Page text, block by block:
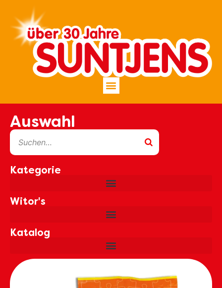
springen
Auswahl
Kategorie
Witor's
Katalog